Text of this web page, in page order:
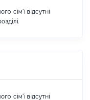
сім'ї відсутні
сім'ї відсутні